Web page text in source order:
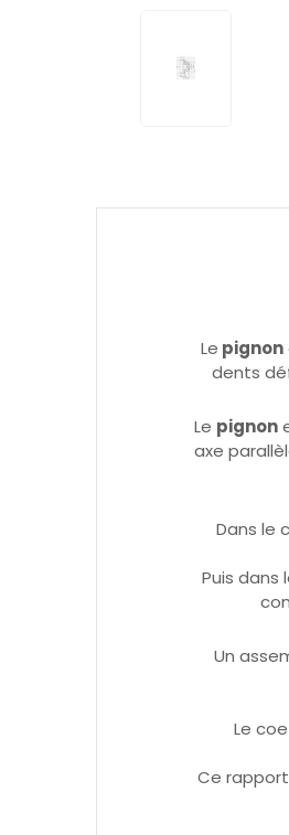
Le pignon
dents
Le pignon
axe
Dans le
Puis dans
Un
Le
Ce